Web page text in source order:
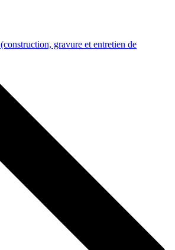
(construction, gravure et entretien de